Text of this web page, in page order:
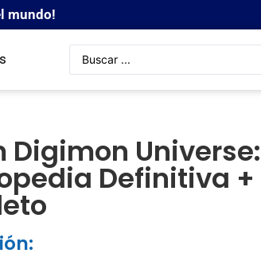
mundo!
Digimon Universe:
Definitiva +